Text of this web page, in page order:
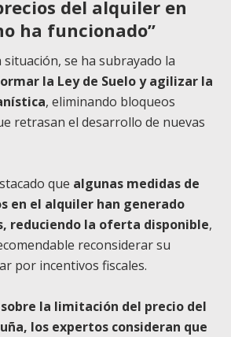
del alquiler en
ha funcionado”
se ha subrayado la
la Ley de Suelo y agilizar la
, eliminando bloqueos
retrasan el desarrollo de nuevas
que algunas medidas de
en el alquiler han generado
reduciendo la oferta disponible,
reconsiderar su
por incentivos fiscales.
sobre la limitación del precio del
los expertos consideran que